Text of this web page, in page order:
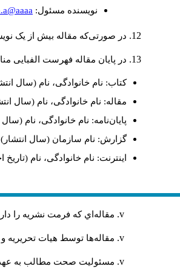
نويسنده مسئول:
در صورتی‌که مقاله بیش از یک
در پایان مقاله فهرست الفبایی
کتاب: نام خانوادگی، نام (سال
مقاله: نام خانوادگی، نام (سال
پایان‌نامه: نام خانوادگی، نام
گزارش: نام سازمان (سال
اینترنت: نام خانوادگی، نام
مقاله‌اي كه فرمت نشريه را
مقاله‌ها توسط هیات
مسئوليت صحت مطالب به